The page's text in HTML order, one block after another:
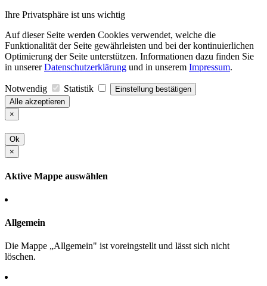
Ihre Privatsphäre ist uns wichtig
Auf dieser Seite werden Cookies verwendet, welche die
Funktionalität der Seite gewährleisten und bei der kontinuierlichen
Optimierung der Seite unterstützen. Informationen dazu finden Sie
in unsererDatenschutzerklärung und in unserem Impressum.
Notwendig Statistik
Einstellung bestätigen
Alle akzeptieren
×
Ok
×
Aktive Mappe auswählen
Allgemein
Die Mappe „Allgemein" ist voreingstellt und lässt sich nicht
löschen.